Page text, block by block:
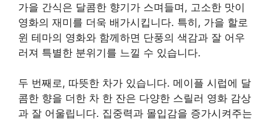
가을 간식은 달콤한 향기가 스며들며, 고소한 맛이
영화의 재미를 더욱 배가시킵니다. 특히, 가을 할로
윈 테마의 영화와 함께하면 단풍의 색감과 잘 어우
러져 특별한 분위기를 느낄 수 있습니다.
두 번째로, 따뜻한 차가 있습니다. 메이플 시럽에 달
콤한 향을 더한 차 한 잔은 다양한 스릴러 영화 감상
과 잘 어울립니다. 집중력과 몰입감을 증가시켜주는